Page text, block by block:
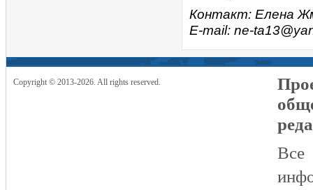
Контакт: Елена
E-mail: ne-
Copyright © 2013-2026. All rights reserved.